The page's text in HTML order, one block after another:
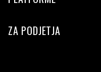
ZA PODJETJA